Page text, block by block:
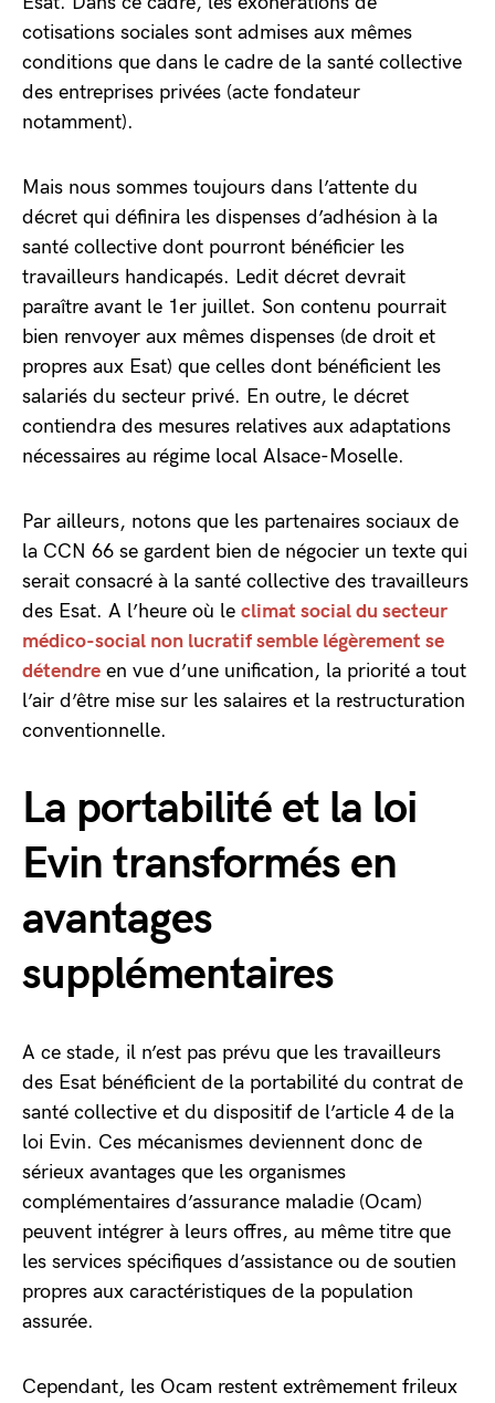
cotisations sociales sont admises aux mêmes
conditions que dans le cadre de la santé collective
des entreprises privées (acte fondateur
notamment).
Mais nous sommes toujours dans l’attente du
décret qui définira les dispenses d’adhésion à la
santé collective dont pourront bénéficier les
travailleurs handicapés. Ledit décret devrait
paraître avant le 1er juillet. Son contenu pourrait
bien renvoyer aux mêmes dispenses (de droit et
propres aux Esat) que celles dont bénéficient les
salariés du secteur privé. En outre, le décret
contiendra des mesures relatives aux adaptations
nécessaires au régime local Alsace-Moselle.
Par ailleurs, notons que les partenaires sociaux de
la CCN 66 se gardent bien de négocier un texte qui
serait consacré à la santé collective des travailleurs
des Esat. A l’heure où le climat social du secteur
médico-social non lucratif semble légèrement se
détendre en vue d’une unification, la priorité a tout
l’air d’être mise sur les salaires et la restructuration
conventionnelle.
La portabilité et la loi
Evin transformés en
avantages
supplémentaires
A ce stade, il n’est pas prévu que les travailleurs
des Esat bénéficient de la portabilité du contrat de
santé collective et du dispositif de l’article 4 de la
loi Evin. Ces mécanismes deviennent donc de
sérieux avantages que les organismes
complémentaires d’assurance maladie (Ocam)
peuvent intégrer à leurs offres, au même titre que
les services spécifiques d’assistance ou de soutien
propres aux caractéristiques de la population
assurée.
Cependant, les Ocam restent extrêmement frileux